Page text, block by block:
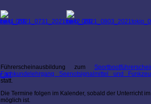
Führerscheinausbildung zum
Fachkundelehrgang Seenotsignalmittel und
statt.
Die Termine folgen im Kalender, sobald der Unterricht
möglich ist.